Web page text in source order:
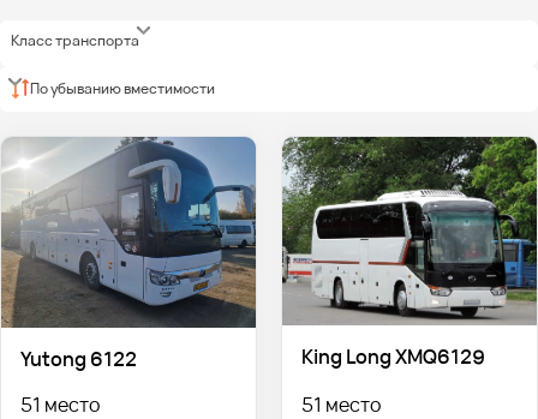
Класс транспорта
По убыванию вместимости
Yutong 6122
51 место
King Long XMQ6129
51 место